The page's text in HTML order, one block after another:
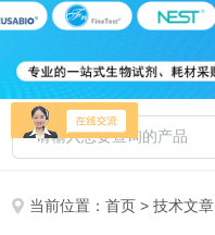
当前位置：首页 >技术文章